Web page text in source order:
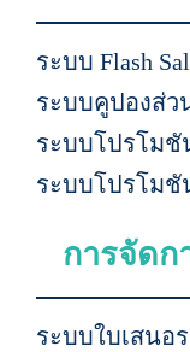
ระบบ Flash
ระบบคูปองส่ว
ระบบโปรโม
ระบบโปรโมชั
การจัดก
ระบบใบเสนอ